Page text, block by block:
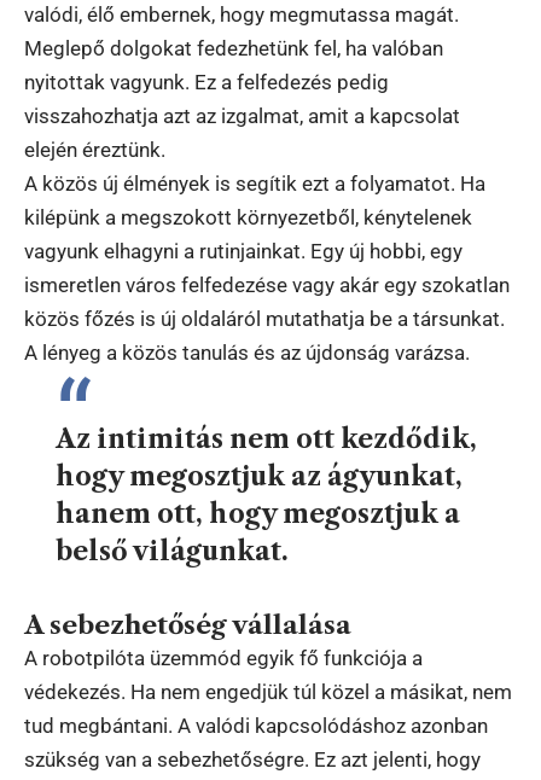
valódi, élő embernek, hogy megmutassa magát.
Meglepő dolgokat fedezhetünk fel, ha valóban
nyitottak vagyunk. Ez a felfedezés pedig
visszahozhatja azt az izgalmat, amit a kapcsolat
elején éreztünk.
A közös új élmények is segítik ezt a folyamatot. Ha
kilépünk a megszokott környezetből, kénytelenek
vagyunk elhagyni a rutinjainkat. Egy új hobbi, egy
ismeretlen város felfedezése vagy akár egy szokatlan
közös főzés is új oldaláról mutathatja be a társunkat.
A lényeg a közös tanulás és az újdonság varázsa.
Az intimitás nem ott kezdődik,
hogy megosztjuk az ágyunkat,
hanem ott, hogy megosztjuk a
belső világunkat.
A sebezhetőség vállalása
A robotpilóta üzemmód egyik fő funkciója a
védekezés. Ha nem engedjük túl közel a másikat, nem
tud megbántani. A valódi kapcsolódáshoz azonban
szükség van a sebezhetőségre. Ez azt jelenti, hogy